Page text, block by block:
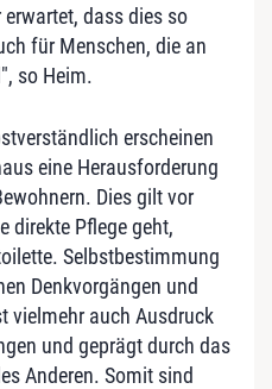
dass dies so
für Menschen, die an
so Heim.
erscheinen
eine Herausforderung
Dies gilt vor
direkte Pflege geht,
Selbstbestimmung
Denkvorgängen und
vielmehr auch Ausdruck
und geprägt durch das
Anderen. Somit sind